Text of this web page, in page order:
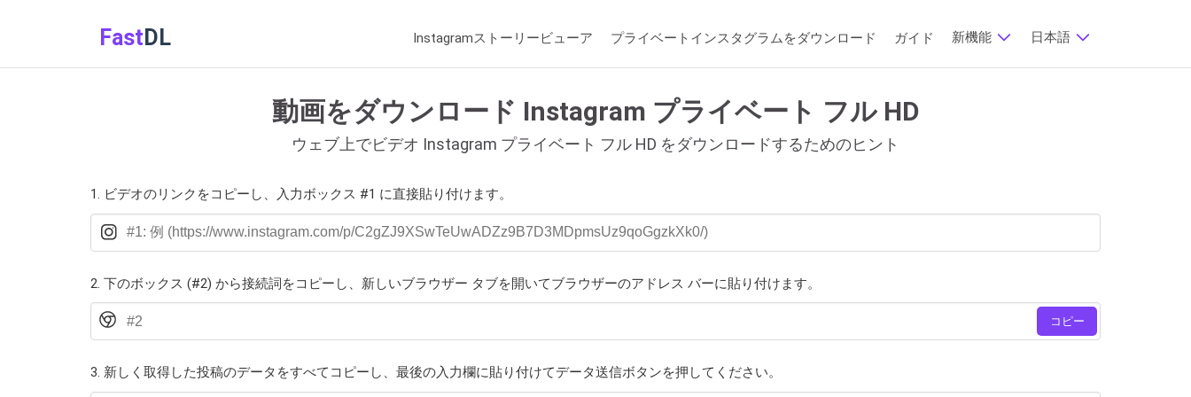
Fast DL Instagramストーリービューア プライベートインスタグラムをダウンロード ガイド 新機能 日本語
動画をダウンロード Instagram プライベート フル HD
ウェブ上でビデオ Instagram プライベート フル HD をダウンロードするためのヒント
1. ビデオのリンクをコピーし、入力ボックス #1 に直接貼り付けます。
2. 下のボックス (#2) から接続詞をコピーし、新しいブラウザー タブを開いてブラウザーのアドレス バーに貼り付けます。
コピー
3. 新しく取得した投稿のデータをすべてコピーし、最後の入力欄に貼り付けてデータ送信ボタンを押してください。